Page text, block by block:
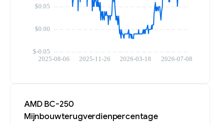
AMD BC-250
Mijnbouwterugverdienpercentage